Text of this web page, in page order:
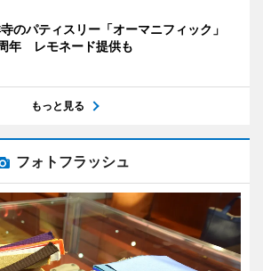
のパティスリー「オーマニフィック」
年 レモネード提供も
もっと見る
フォトフラッシュ